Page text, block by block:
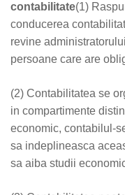
contabilitate(1)
conducerea
revine
persoane care are
(2) Contabilitatea se
in compartimente
economic, contabilul-
sa indeplineasca
sa aiba studii